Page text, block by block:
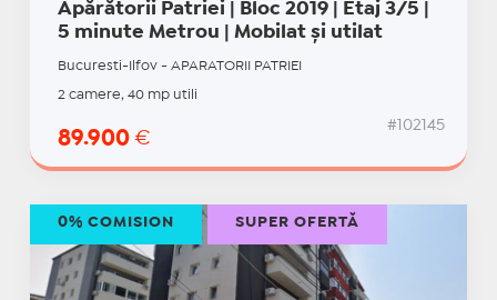
Apărătorii Patriei | Bloc 2019 | Etaj 3/5 |
5 minute Metrou | Mobilat și utilat
Bucuresti-Ilfov - APARATORII PATRIEI
2 camere, 40 mp utili
89.900 €
#102145
0% COMISION SUPER OFERTĂ